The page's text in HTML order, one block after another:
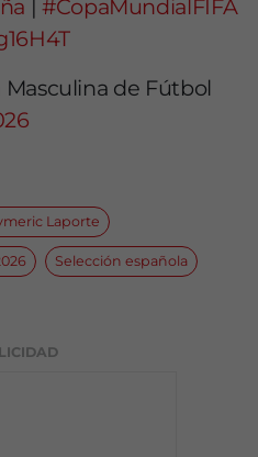
#CopaMundialFIFA
de Fútbol
Laporte
Selección española